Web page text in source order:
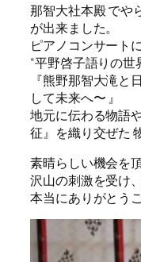
那智大社本殿 でや
が出来ました。
ピアノコンサート
“平野啓子語りの世
『熊野那智大滝と
して未来へ〜 』
地元に伝わる物語
征』 を織り交ぜた
素晴らしい機会を
沢山の刺激を受け
本当にありがとう